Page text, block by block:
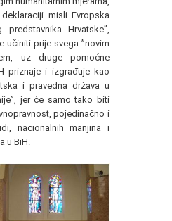
misli Evropska
Hrvatske”,
učiniti prije svega ”novim
uz druge pomoćne
priznaje i izgrađuje kao
i pravedna država u
jer će samo tako biti
pojedinačno i
nacionalnih manjina i
u BiH.